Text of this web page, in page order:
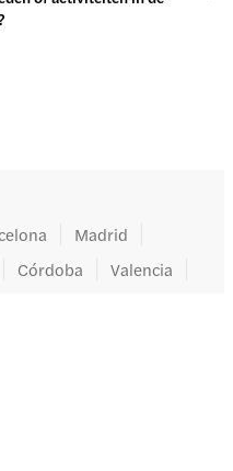
Madrid
Córdoba Valencia